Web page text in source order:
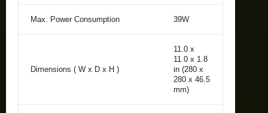
Max. Power Consumption 39W
Dimensions ( W x D x H )
11.0 x
11.0 x 1.8
in (280 x
280 x 46.5
mm)